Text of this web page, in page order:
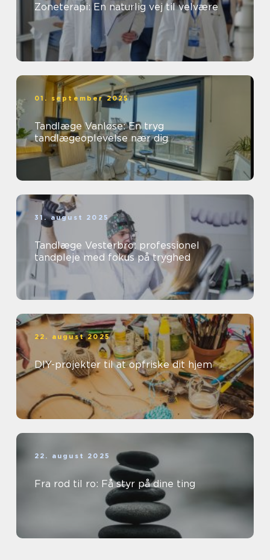
Zoneterapi: En naturlig vej til velvære
01. september 2025
Tandlæge Vanløse: En tryg
tandlægeoplevelse nær dig
31. august 2025
Tandlæge Vesterbro: professionel
tandpleje med fokus på tryghed
22. august 2025
DIY-projekter til at opfriske dit hjem
22. august 2025
Fra rod til ro: Få styr på dine ting